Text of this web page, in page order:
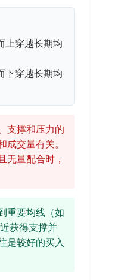
上穿越长期均
下穿越长期均
支撑和压力的
成交量有关。
无量配合时，
重要均线（如
获得支撑并
是较好的买入